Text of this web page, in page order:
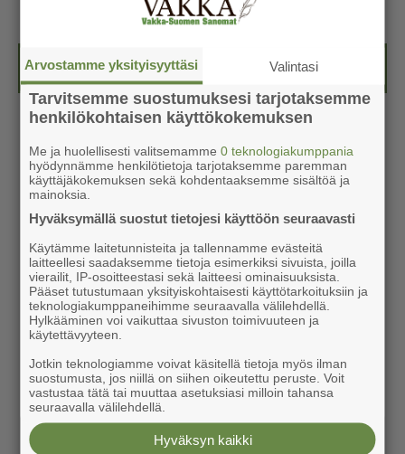
Näköislehdet
Arvostamme yksityisyyttäsi Valintasi
Tarvitsemme suostumuksesi tarjotaksemme
henkilökohtaisen käyttökokemuksen
Me ja huolellisesti valitsemamme0 teknologiakumppania
hyödynnämme henkilötietoja tarjotaksemme paremman
käyttäjäkokemuksen sekä kohdentaaksemme sisältöä ja
mainoksia.
Hyväksymällä suostut tietojesi käyttöön seuraavasti
Käytämme laitetunnisteita ja tallennamme evästeitä
laitteellesi saadaksemme tietoja esimerkiksi sivuista, joilla
vierailit, IP-osoitteestasi sekä laitteesi ominaisuuksista.
Pääset tutustumaan yksityiskohtaisesti käyttötarkoituksiin ja
teknologiakumppaneihimme seuraavalla välilehdellä.
Hylkääminen voi vaikuttaa sivuston toimivuuteen ja
käytettävyyteen.
Jotkin teknologiamme voivat käsitellä tietoja myös ilman
suostumusta, jos niillä on siihen oikeutettu peruste. Voit
vastustaa tätä tai muuttaa asetuksiasi milloin tahansa
seuraavalla välilehdellä.
Hyväksyn kaikki